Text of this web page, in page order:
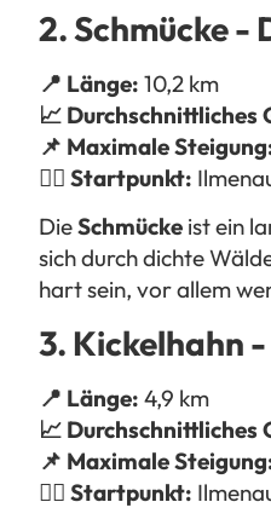
2. Schmücke -
📍 Länge: 10,2 km
📈 Durchschnittliches
📌 Maximale
🚴‍♂️ Startpunkt:
DieSchmücke ist ein
sich durch dichte
hart sein, vor allem
3. Kickelhahn
📍 Länge: 4,9 km
📈 Durchschnittliches
📌 Maximale
🚴‍♂️ Startpunkt: